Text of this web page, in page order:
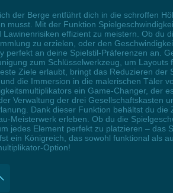
der Berge entführt dich in die schroffen
musst. Mit der Funktion
effizient zu meistern. Ob
zu erzielen, oder den
perfekt an deine Spielstil-Präferenzen an.
zum Schlüsselwerkzeug, um
Ziele erlaubt, bringt das Reduzieren
die Immersion in die malerischen Täler
ein Game-Changer,
Verwaltung der drei Gesellschaftskasten
Dank dieser Funktion behältst du
Meisterwerk erleben. Ob du die
jedes Element perfekt zu platzieren –
ein Königreich, das sowohl funktional als
Option!